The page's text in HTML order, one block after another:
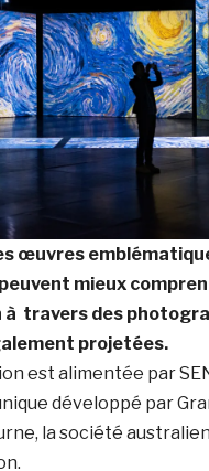
œuvres
mieux
à travers des
projetées.
est alimentée par
développé par
la société